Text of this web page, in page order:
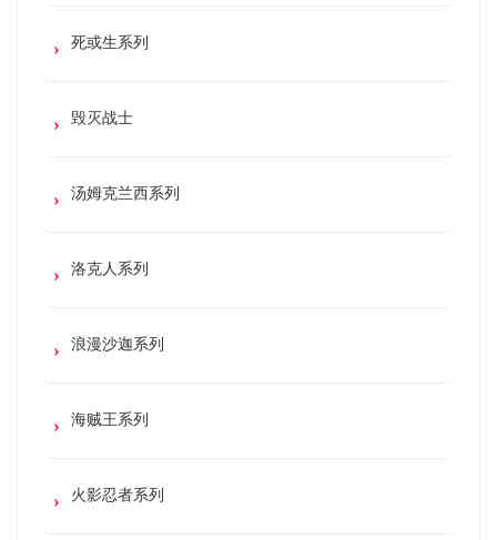
死或生系列
毁灭战士
汤姆克兰西系列
洛克人系列
浪漫沙迦系列
海贼王系列
火影忍者系列